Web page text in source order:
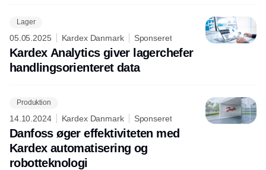
Lager
05.05.2025 Kardex Danmark Sponseret
Kardex Analytics giver lagerchefer
handlingsorienteret data
Produktion
14.10.2024 Kardex Danmark Sponseret
Danfoss øger effektiviteten med
Kardex automatisering og
robotteknologi